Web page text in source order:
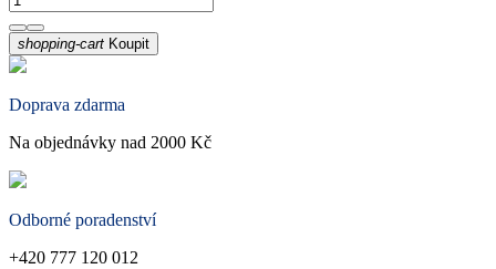
shopping-cart Koupit
Doprava zdarma
Na objednávky nad 2000 Kč
Odborné poradenství
+420 777 120 012